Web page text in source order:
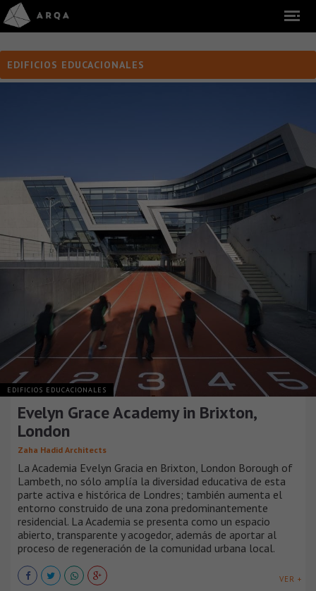
EDIFICIOS EDUCACIONALES
EDIFICIOS EDUCACIONALES
Evelyn Grace Academy in Brixton,
London
Zaha Hadid Architects
La Academia Evelyn Gracia en Brixton, London Borough of
Lambeth, no sólo amplía la diversidad educativa de esta
parte activa e histórica de Londres; también aumenta el
entorno construido de una zona predominantemente
residencial. La Academia se presenta como un espacio
abierto, transparente y acogedor, además de aportar al
proceso de regeneración de la comunidad urbana local.
VER +